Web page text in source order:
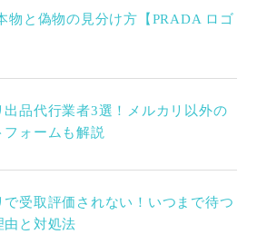
物と偽物の見分け方【PRADA ロゴ
出品代行業者3選！メルカリ以外の
フォームも解説
で受取評価されない！いつまで待つ
由と対処法